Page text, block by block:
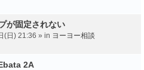
が固定されない
(日) 21:36 » in ヨーヨー相談
2A